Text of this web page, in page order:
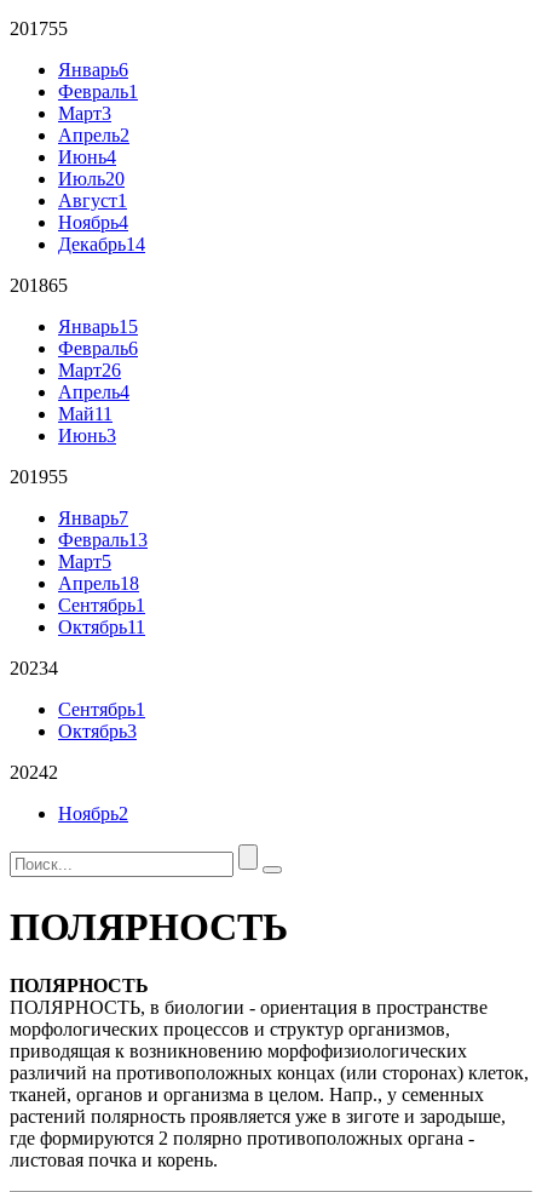
201755
Январь6
Февраль1
Март3
Апрель2
Июнь4
Июль20
Август1
Ноябрь4
Декабрь14
201865
Январь15
Февраль6
Март26
Апрель4
Май11
Июнь3
201955
Январь7
Февраль13
Март5
Апрель18
Сентябрь1
Октябрь11
20234
Сентябрь1
Октябрь3
20242
Ноябрь2
ПОЛЯРНОСТЬ
ПОЛЯРНОСТЬ
ПОЛЯРНОСТЬ, в биологии - ориентация в пространстве
морфологических процессов и структур организмов,
приводящая к возникновению морфофизиологических
различий на противоположных концах (или сторонах) клеток,
тканей, органов и организма в целом. Напр., у семенных
растений полярность проявляется уже в зиготе и зародыше,
где формируются 2 полярно противоположных органа -
листовая почка и корень.